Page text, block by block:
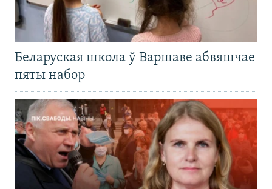
Беларуская школа ў Варшаве абвяшчае
пяты набор